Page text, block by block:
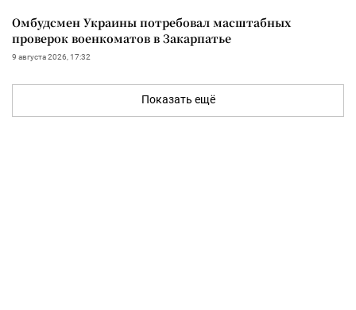
Омбудсмен Украины потребовал масштабных
проверок военкоматов в Закарпатье
9 августа 2026, 17:32
Показать ещё